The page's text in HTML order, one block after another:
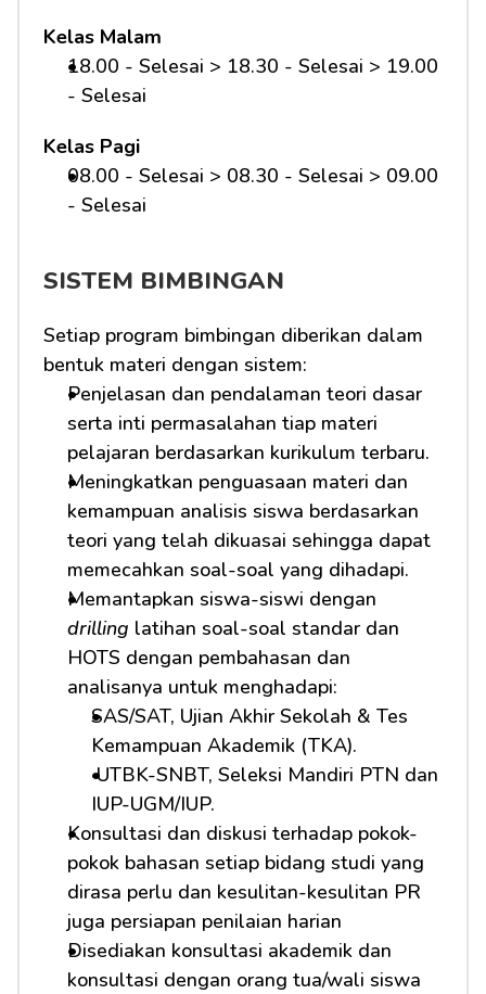
Kelas Malam
18.00 - Selesai > 18.30 - Selesai > 19.00
- Selesai
Kelas Pagi
08.00 - Selesai > 08.30 - Selesai > 09.00
- Selesai
SISTEM BIMBINGAN
Setiap program bimbingan diberikan dalam
bentuk materi dengan sistem:
Penjelasan dan pendalaman teori dasar
serta inti permasalahan tiap materi
pelajaran berdasarkan kurikulum terbaru.
Meningkatkan penguasaan materi dan
kemampuan analisis siswa berdasarkan
teori yang telah dikuasai sehingga dapat
memecahkan soal-soal yang dihadapi.
drilling latihan soal-soal standar dan
HOTS dengan pembahasan dan
analisanya untuk menghadapi:
SAS/SAT, Ujian Akhir Sekolah & Tes
Kemampuan Akademik (TKA).
UTBK-SNBT, Seleksi Mandiri PTN dan
IUP-UGM/IUP.
Konsultasi dan diskusi terhadap pokok-
pokok bahasan setiap bidang studi yang
dirasa perlu dan kesulitan-kesulitan PR
juga persiapan penilaian harian
Disediakan konsultasi akademik dan
konsultasi dengan orang tua/wali siswa